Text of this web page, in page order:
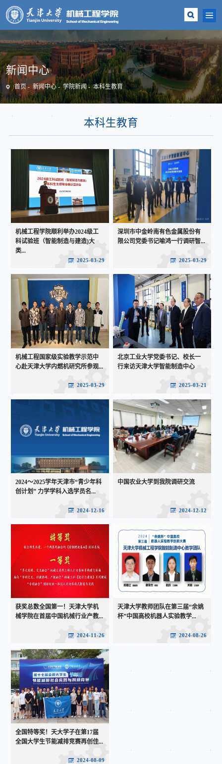
新闻中心
首页 新闻中心 学院新闻 本科生教育
本科生教育
机械工程学院顺利举办2024级工
科试验班（智能制造与建造)大
类...
2025-03-29
深圳市中金岭南有色金属股份有
限公司党委书记喻鸿一行调研智...
2025-03-29
机械工程国家级实验教学示范中
心赴天津大学内燃机研究所参观...
2025-03-29
北京工业大学党委书记、校长一
行来访天津大学智能制造中心
2025-03-21
2024～2025学年天津市“青少年科
创计划” 力学学科入选学员名...
2024-12-16
中国农业大学到我院调研交流
2024-12-12
获奖总数全国第一！天津大学机
械学院在首届中国机械行业产教...
2024-11-26
天津大学教师团队在第三届“余姚
杯”中国高校机器人实验教学...
2024-08-26
全国特等奖！天大学子在第17届
全国大学生节能减排竞赛再创佳...
2024-08-09